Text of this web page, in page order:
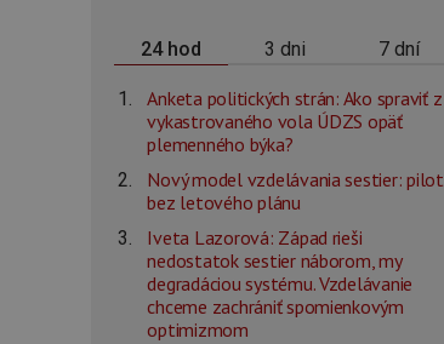
24 hod 3 dni 7 dní
Anketa politických strán: Ako spraviť z
vykastrovaného vola ÚDZS opäť
plemenného býka?
Nový model vzdelávania sestier: pilot
bez letového plánu
Iveta Lazorová: Západ rieši
nedostatok sestier náborom, my
degradáciou systému. Vzdelávanie
chceme zachrániť spomienkovým
optimizmom